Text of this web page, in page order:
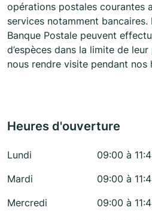
opérations postales courantes
services notamment bancaires.
Banque Postale peuvent
d’espèces dans la limite de
nous rendre visite pendant nos
Heures d'ouverture
Lundi
09:00 à
Mardi
09:00 à
Mercredi
09:00 à